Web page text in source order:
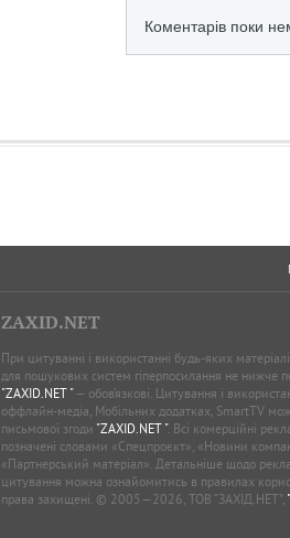
ZAXID.NET
При цитуванні і використанні будь-яких
для пошукових систем гіперпосилання не нижче
"ZAXID.NET "— обов’язкові. Цитування і
оффлайн-медіа, Мобільних додатках, SmartTV
письмової згоди "ZAXID.NET ". Всі комерційні
позначені словами «Спецпроєкт», «Новини
«Партнерський матеріал». Детальніше щодо
цитування можна ознайомитись в правилах
права захищені. © 2005—2026, ТОВ “ЗАХІД.НЕТ”,